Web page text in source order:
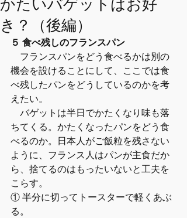
き？（後編）
５ 食べ残しのフランスパン
フランスパンをどう食べるかは別の
機会を設けることにして、ここでは食
べ残したパンをどうしているのかを考
えたい。
バゲットは半日でかたくなり味も落
ちてくる。かたくなったパンをどう食
べるのか。日本人がご飯粒を残さない
ように、フランス人はパンが主食だか
ら、捨てるのはもったいないと工夫を
こらす。
① 半分に切ってトースターで軽くあぶ
る。